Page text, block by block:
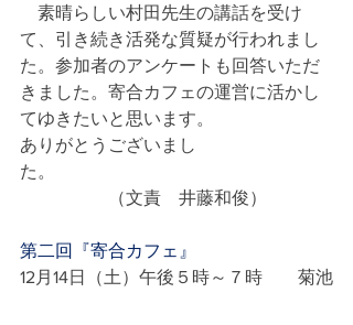
素晴らしい村田先生の講話を受け
て、引き続き活発な質疑が行われまし
た。参加者のアンケートも回答いただ
きました。寄合カフェの運営に活かし
てゆきたいと思います。
ありがとうございまし
た。
（文責　井藤和俊）
第二回『寄合カフェ』
12月14日（土）午後５時～７時　　菊池